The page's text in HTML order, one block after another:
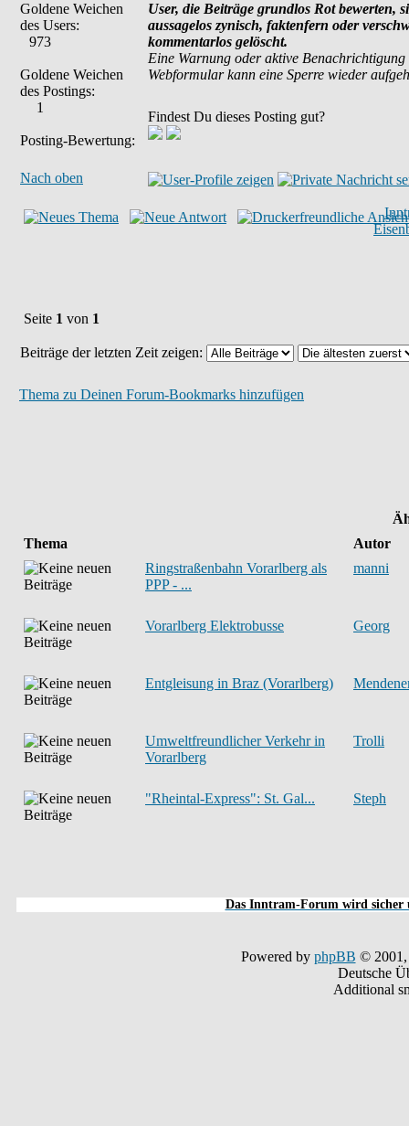
Goldene Weichen
des Users:
973
Goldene Weichen
des Postings:
1
Posting-Bewertung:
User, die Beiträge grundlos Rot bewerten,
aussagelos zynisch, faktenfern oder
kommentarlos gelöscht.
Eine Warnung oder aktive
Webformular kann eine Sperre wieder
Findest Du dieses Posting gut?
Nach oben
Seite 1 von 1
Beiträge der letzten Zeit zeigen:
Thema zu Deinen Forum-Bookmarks hinzufügen
Thema
Autor
Ringstraßenbahn Vorarlberg als
PPP - ...
manni
Vorarlberg Elektrobusse Georg
Entgleisung in Braz (Vorarlberg)
Umweltfreundlicher Verkehr in
Vorarlberg
Trolli
"Rheintal-Express": St. Gal... Steph
Das Inntram-Forum wird sicher
Powered by phpBB © 2001,
Deutsche
Additional